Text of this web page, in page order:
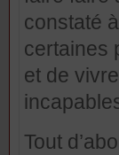
constaté
certaines
et de
Tout